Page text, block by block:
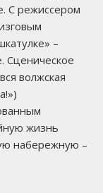
С режиссером
–
Сценическое
волжская
жизнь
набережную –